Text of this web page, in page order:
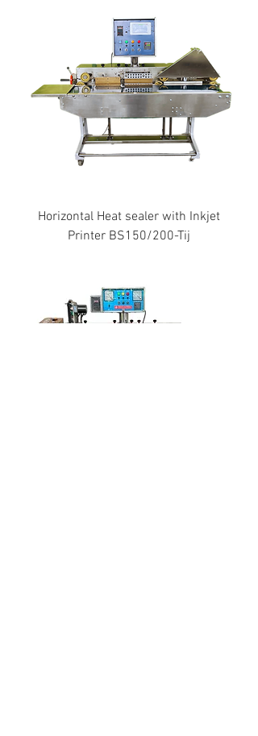
Horizontal Heat sealer with Inkjet
Printer BS150/200-Tij